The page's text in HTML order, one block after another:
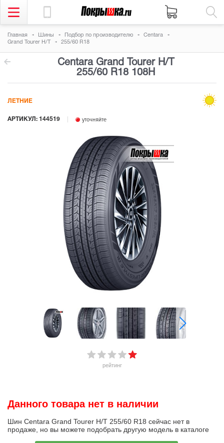
Главная Шины Подбор по производителю
Centara
Grand Tourer H/T
255/60 R18
Centara Grand Tourer H/T
255/60 R18 108H
рейтинг
АРТИКУЛ: 144519 уточняйте
ЛЕТНИЕ
Данного товара нет в наличии
Шин Centara Grand Tourer H/T 255/60 R18 сейчас нет в
продаже, но вы можете подобрать другую модель в каталоге